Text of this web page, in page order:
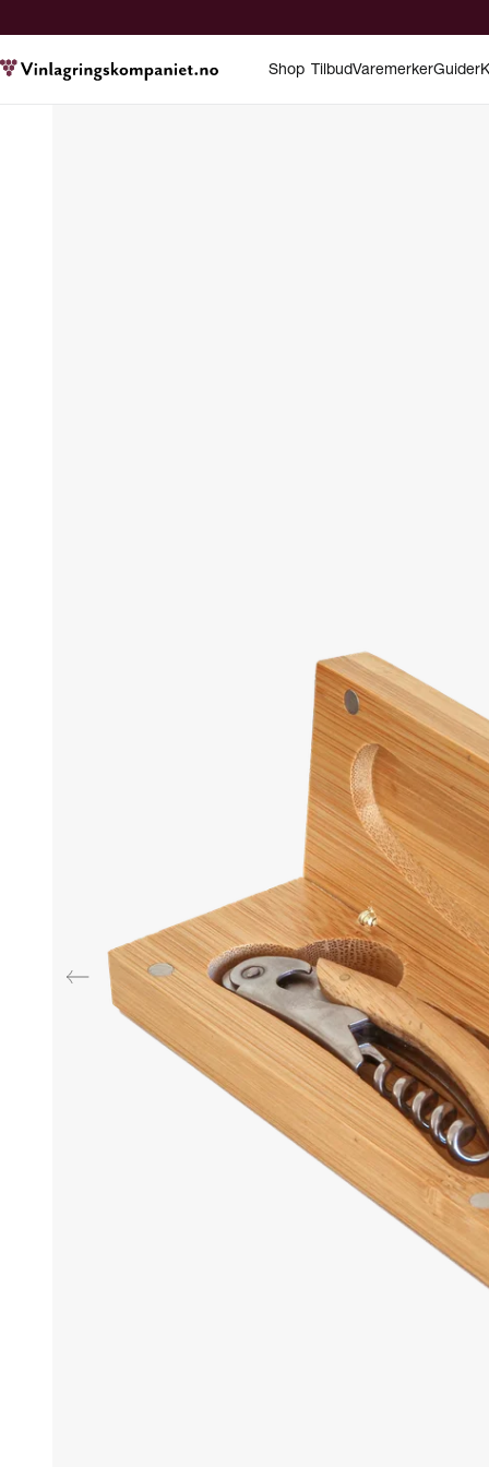
Shop TilbudVaremerkerGuider